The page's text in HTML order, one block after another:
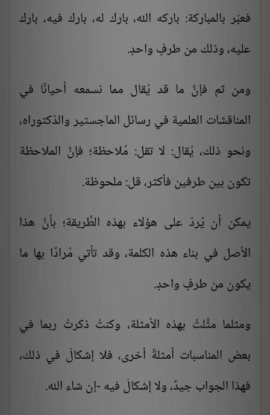
فعبّر بالمباركة: باركه الله، بارك له، بارك فيه، بارك
عليه، وذلك من طرفٍ واحدٍ.
ومن ثم فإنَّ ما قد يُقال مما نسمعه أحيانًا في
المناقشات العلمية في رسائل الماجستير والدّكتوراه،
ونحو ذلك، يُقال: لا تقل: مُلاحظة؛ فإنَّ الملاحظة
تكون بين طرفين فأكثر، قل: ملحوظة.
يمكن أن يُردّ على هؤلاء بهذه الطَّريقة؛ بأنَّ هذا
الأصل في بناء هذه الكلمة، وقد تأتي مُرادًا بها ما
يكون من طرفٍ واحدٍ.
ومثلما مثَّلتُ بهذه الأمثلة، وكنتُ ذكرتُ ربما في
بعض المناسبات أمثلةً أخرى، فلا إشكالَ في ذلك،
فهذا الجواب جيدٌ، ولا إشكالَ فيه -إن شاء الله.